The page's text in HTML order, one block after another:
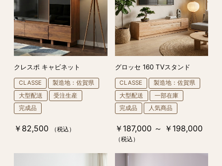
クレスポ キャビネット
CLASSE
製造地：佐賀県
大型配送
受注生産
完成品
￥82,500 （税込）
グロッセ 160 TVスタンド
CLASSE
製造地：佐賀県
大型配送
一部在庫
完成品
人気商品
￥187,000 ～ ￥198,000
（税込）